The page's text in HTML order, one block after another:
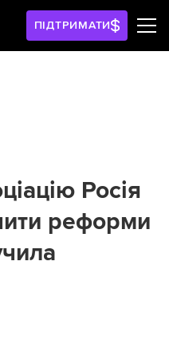
ПІДТРИМАТИ
Росія
реформи